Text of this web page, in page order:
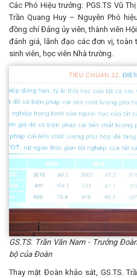
Các Phó Hiệu trưởng: PGS.TS Vũ
Trần Quang Huy – Nguyên Phó
đồng chí Đảng ủy viên, thành viên
đánh giá, lãnh đạo các đơn vị,
sinh viên, học viên Nhà trường.
GS.TS. Trần Văn Nam - Trưởng
bộ của Đoàn
Thay mặt Đoàn khảo sát, GS.TS.